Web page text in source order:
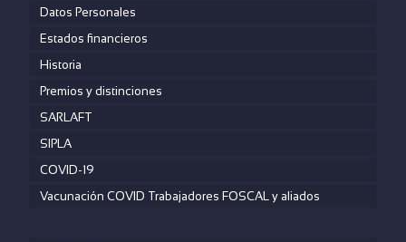
Datos Personales
Estados financieros
Historia
Premios y distinciones
SARLAFT
SIPLA
COVID-19
Vacunación COVID Trabajadores FOSCAL y aliados